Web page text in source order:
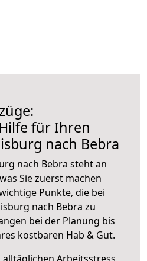
für Ihren
nach Bebra
nach Bebra steht an
Sie zuerst machen
Punkte, die bei
nach Bebra zu
bei der Planung bis
kostbaren Hab & Gut.